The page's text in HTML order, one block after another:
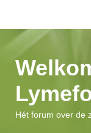
Hét forum over de